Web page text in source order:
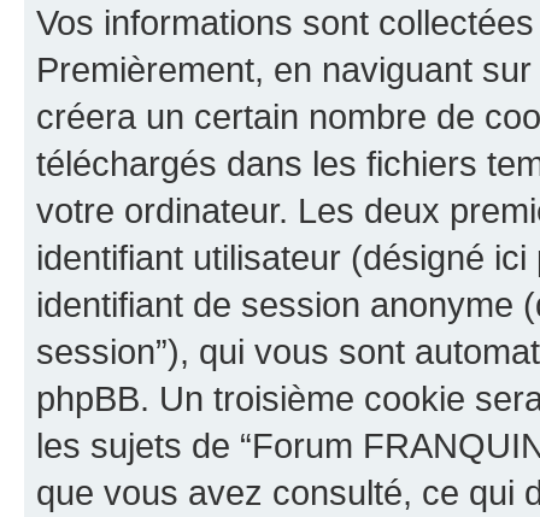
Vos informations sont
Premièrement, en naviguant
créera un certain nombre de
téléchargés dans les fichiers
votre ordinateur. Les deux
identifiant utilisateur (désigné ici
identifiant de session anonyme
session”), qui vous sont
phpBB. Un troisième cookie
les sujets de “Forum
que vous avez consulté, ce qui